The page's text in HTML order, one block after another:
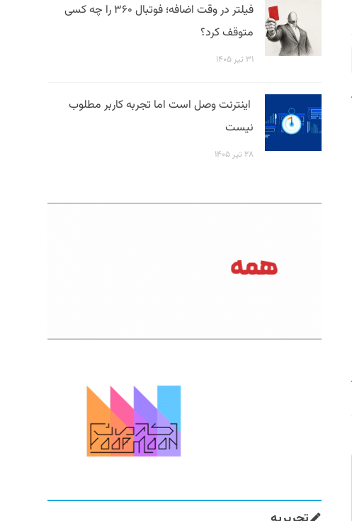
فیلتر در وقت اضافه؛ فوتبال ۳۶۰ را چه کسی
متوقف کرد؟
۳۱ تیر ۱۴۰۵
اینترنت وصل است اما تجربه کاربر مطلوب
نیست
۲۸ تیر ۱۴۰۵